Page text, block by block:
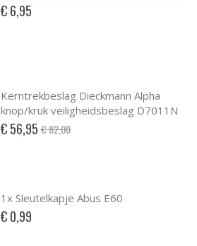
€ 6,95
Kerntrekbeslag Dieckmann Alpha
knop/kruk veiligheidsbeslag D7011N
Special
€ 56,95 € 82,00
1x Sleutelkapje Abus E60
€ 0,99